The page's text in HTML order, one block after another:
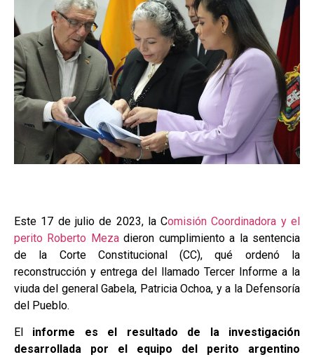
Este 17 de julio de 2023, la Comisión Coordinadora y el
perito Roberto Mezadieron cumplimiento a la sentencia
de la Corte Constitucional (CC), qué ordenó la
reconstrucción y entrega del llamado Tercer Informe a la
viuda del general Gabela, Patricia Ochoa, y a la Defensoría
del Pueblo.
El informe es el resultado de la investigación
desarrollada por el equipo del perito argentino